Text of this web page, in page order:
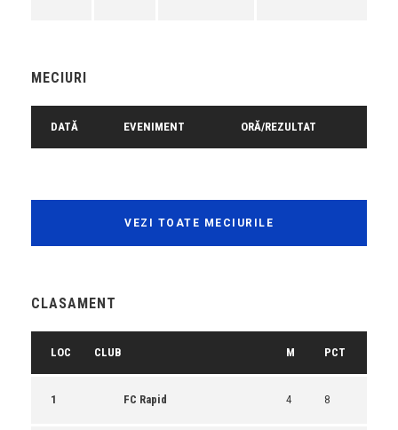
MECIURI
DATĂ EVENIMENT ORĂ/REZULTAT
VEZI TOATE MECIURILE
CLASAMENT
LOC CLUB M PCT
1 FC Rapid 4 8